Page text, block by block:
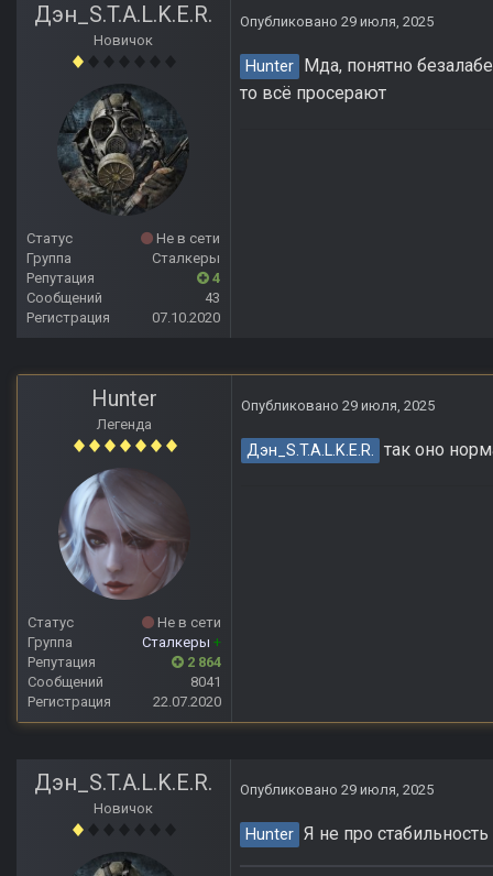
Дэн_S.T.A.L.K.E.R.
Новичок
Статус
Не в сети
Группа
Сталкеры
Репутация
4
Сообщений
43
Регистрация
07.10.2020
Опубликовано 29 июля, 2025
Hunter
Мда, понятно
то всё просерают
Hunter
Легенда
Статус
Не в сети
Группа
Сталкеры +
Репутация
2 864
Сообщений
8041
Регистрация
22.07.2020
Опубликовано 29 июля, 2025
Дэн_S.T.A.L.K.E.R. так оно
Дэн_S.T.A.L.K.E.R.
Новичок
Опубликовано 29 июля, 2025
Hunter Я не про